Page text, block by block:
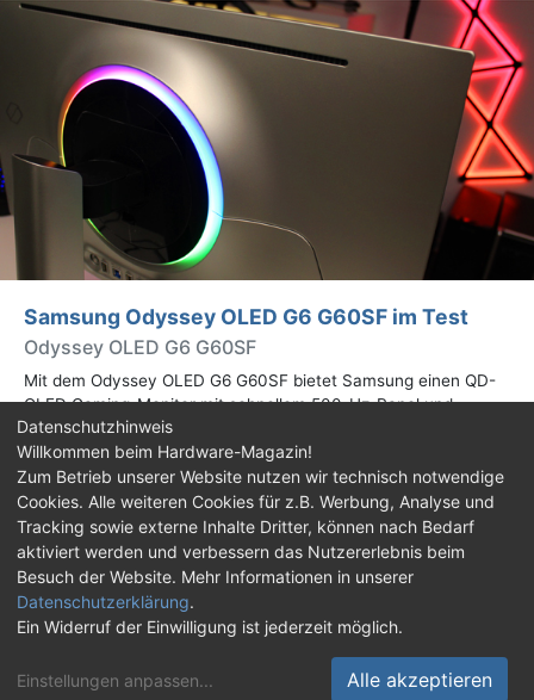
Samsung Odyssey OLED G6 G60SF im Test
Odyssey OLED G6 G60SF
Mit dem Odyssey OLED G6 G60SF bietet Samsung einen QD-
OLED Gaming-Monitor mit schnellem 500-Hz-Panel und
WQHD-Auflösung an. Wir haben den 27 Zoll großen Monitor auf
Herz und Nieren geprüft.
Impressum| Kontakt |Jobs |Datenschutz |
Consent‑Einstellungen |Haftungsausschluss
Feed Facebook
Twitch
Discord
© Copyright 2001 - 2026 Hardware-Magazin
Datenschutzhinweis
Willkommen beim Hardware-Magazin!
Zum Betrieb unserer Website nutzen wir technisch notwendige
Cookies. Alle weiteren Cookies für z.B. Werbung, Analyse und
Tracking sowie externe Inhalte Dritter, können nach Bedarf
aktiviert werden und verbessern das Nutzererlebnis beim
Besuch der Website. Mehr Informationen in unserer
Datenschutzerklärung.
Ein Widerruf der Einwilligung ist jederzeit möglich.
Einstellungen anpassen... Alle akzeptieren